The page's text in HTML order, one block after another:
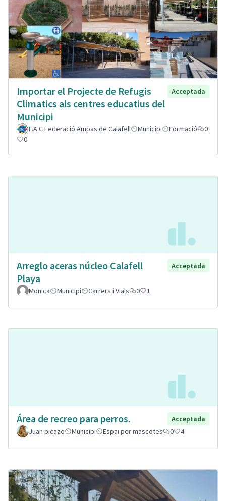
Importar el Projecte de Refugis
Climatics als centres educatius del
Municipi
Acceptada
F.A.C Federació Ampas de Calafell Municipi Formació
0
0
Arreglo aceras núcleo Calafell
Playa
Acceptada
Monica Municipi Carrers i Vials 0 1
Área de recreo para perros.
Acceptada
Juan picazo
Municipi Espai per mascotes 0 4